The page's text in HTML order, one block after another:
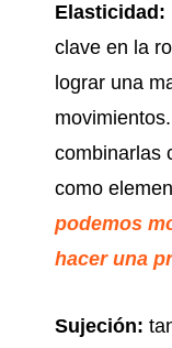
Elasticidad:
clave en la
lograr una
combinarlas
como
podemos
hacer una
Sujeción: